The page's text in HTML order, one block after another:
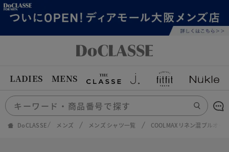
LADIES MENS
DoCLASSE メンズ メンズ シャツ一覧 COOLMAXリネン混プルオー